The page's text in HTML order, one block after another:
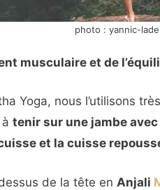
photo : yannic-
musculaire et de
Yoga, nous l’utilisons
tenir sur une jambe
et la cuisse
de la tête en Anjali